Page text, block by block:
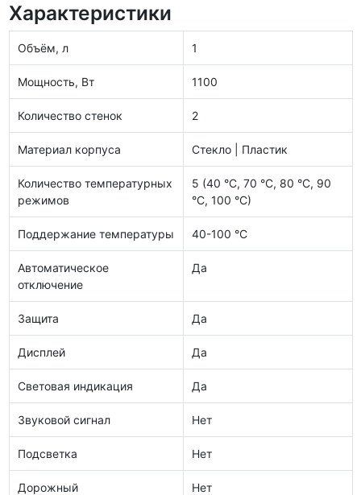
Характеристики
Объём, л 1
Мощность, Вт 1100
Количество стенок 2
Материал корпуса Стекло | Пластик
Количество температурных
режимов
5 (40 °С, 70 °С, 80 °С, 90
°С, 100 °С)
Поддержание температуры 40-100 °С
Автоматическое
отключение
Да
Защита Да
Дисплей Да
Световая индикация Да
Звуковой сигнал Нет
Подсветка Нет
Дорожный Нет